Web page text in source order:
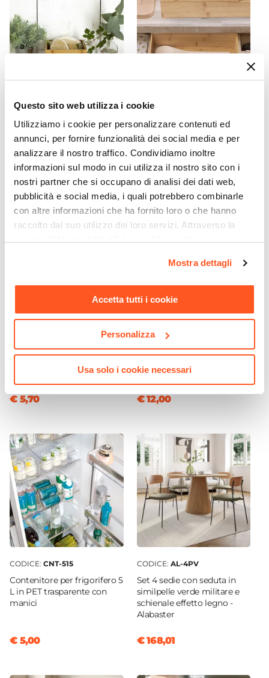
Questo sito web utilizza i cookie
Utilizziamo i cookie per personalizzare contenuti ed
annunci, per fornire funzionalità dei social media e per
analizzare il nostro traffico. Condividiamo inoltre
informazioni sul modo in cui utilizza il nostro sito con i
nostri partner che si occupano di analisi dei dati web,
pubblicità e social media, i quali potrebbero combinarle
con altre informazioni che ha fornito loro o che hanno
raccolto dal suo utilizzo dei loro servizi. Attraverso la
momento. Per maggiori informazioni si invita a leggere la
Mostra dettagli
Accetta tutti i cookie
Personalizza
Usa solo i cookie necessari
Organizer 18x18 cm in legno
di bambù naturale - Ethel
€ 6,00
Organizer 23x15 cm in legno
di bambù naturale - Ethel
€ 5,00
Contenitore per frigorifero
€ 5,70
CODICE:
Contenitore per frigorifero
estraibile e coperchio
€ 12,00
CODICE: CNT-515
Contenitore per frigorifero 5
L in PET trasparente con
manici
€ 5,00
CODICE: AL-4PV
Set 4 sedie con seduta in
similpelle verde militare e
schienale effetto legno -
Alabaster
€ 168,01